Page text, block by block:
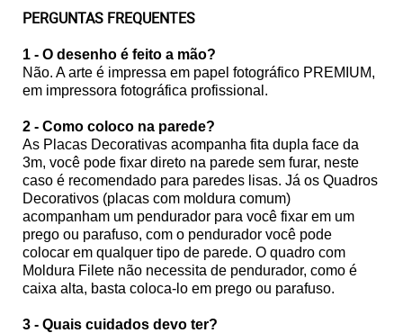
PERGUNTAS FREQUENTES
1 - O desenho é feito a mão?
Não. A arte é impressa em papel fotográfico PREMIUM,
em impressora fotográfica profissional.
2 - Como coloco na parede?
As Placas Decorativas acompanha fita dupla face da
3m, você pode fixar direto na parede sem furar, neste
caso é recomendado para paredes lisas. Já os Quadros
Decorativos (placas com moldura comum)
acompanham um pendurador para você fixar em um
prego ou parafuso, com o pendurador você pode
colocar em qualquer tipo de parede. O quadro com
Moldura Filete não necessita de pendurador, como é
caixa alta, basta coloca-lo em prego ou parafuso.
3 - Quais cuidados devo ter?